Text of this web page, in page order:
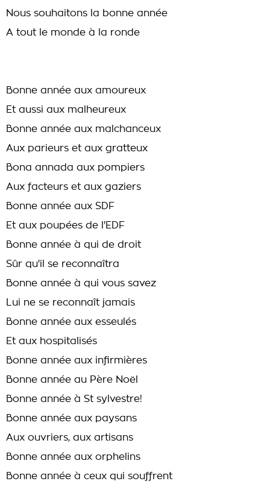
Nous souhaitons la bonne année
A tout le monde à la ronde
Bonne année aux amoureux
Et aussi aux malheureux
Bonne année aux malchanceux
Aux parieurs et aux gratteux
Bona annada aux pompiers
Aux facteurs et aux gaziers
Bonne année aux SDF
Et aux poupées de l'EDF
Bonne année à qui de droit
Sûr qu'il se reconnaîtra
Bonne année à qui vous savez
Lui ne se reconnaît jamais
Bonne année aux esseulés
Et aux hospitalisés
Bonne année aux infirmières
Bonne année au Père Noël
Bonne année à St sylvestre!
Bonne année aux paysans
Aux ouvriers, aux artisans
Bonne année aux orphelins
Bonne année à ceux qui souffrent